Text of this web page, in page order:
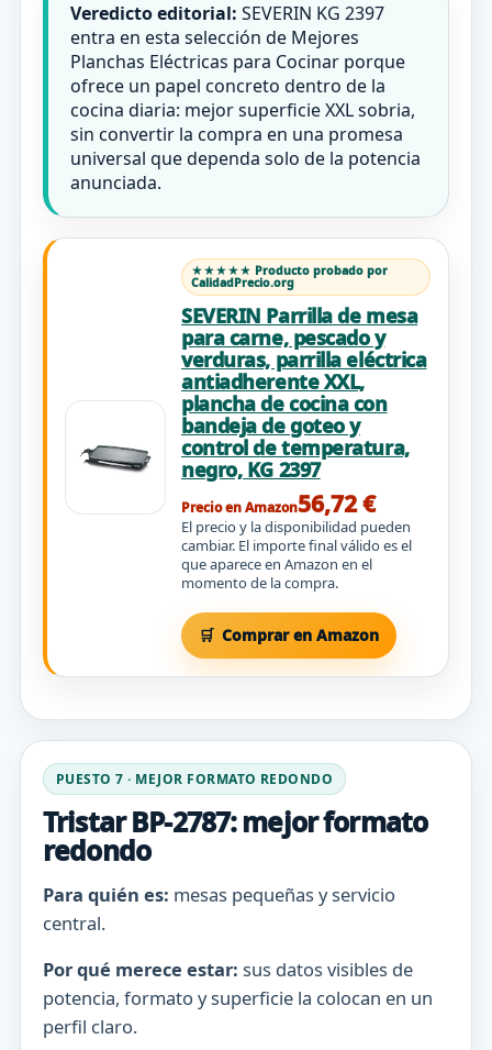
Veredicto editorial: SEVERIN KG 2397
entra en esta selección de Mejores
Planchas Eléctricas para Cocinar porque
ofrece un papel concreto dentro de la
cocina diaria: mejor superficie XXL sobria,
sin convertir la compra en una promesa
universal que dependa solo de la potencia
anunciada.
★★★★★ Producto probado por
CalidadPrecio.org
SEVERIN Parrilla de mesa
para carne, pescado y
verduras, parrilla eléctrica
antiadherente XXL,
plancha de cocina con
bandeja de goteo y
control de temperatura,
negro, KG 2397
Precio en Amazon56,72 €
El precio y la disponibilidad pueden
cambiar. El importe final válido es el
que aparece en Amazon en el
momento de la compra.
Comprar en Amazon
PUESTO 7 · MEJOR FORMATO REDONDO
Tristar BP-2787: mejor formato
redondo
Para quién es: mesas pequeñas y servicio
central.
Por qué merece estar: sus datos visibles de
potencia, formato y superficie la colocan en un
perfil claro.